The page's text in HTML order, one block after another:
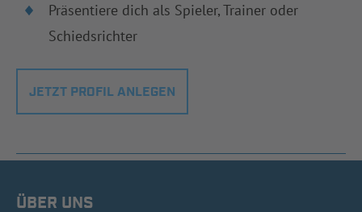
Präsentiere dich als Spieler, Trainer oder
Schiedsrichter
JETZT PROFIL ANLEGEN
ÜBER UNS